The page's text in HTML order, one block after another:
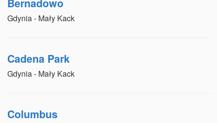
Bernadowo
Gdynia - Mały Kack
Cadena Park
Gdynia - Mały Kack
Columbus